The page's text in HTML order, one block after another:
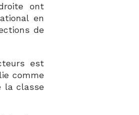
ont
en
de
est
comme
la classe